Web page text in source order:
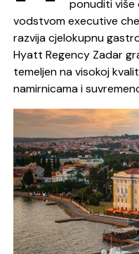
ponuditi više
vodstvom executive
razvija cjelokupnu
Hyatt Regency Zadar
temeljen na visokoj
namirnicama i